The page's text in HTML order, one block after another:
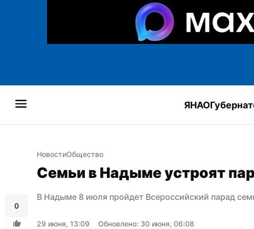
ЯНАО
0
НовостиОбщество
Семьи в Надыме устроят
В Надыме 8 июля пройдет Всероссийский парад
29 июня, 13:09 Обновлено: 30 июня, 06:08